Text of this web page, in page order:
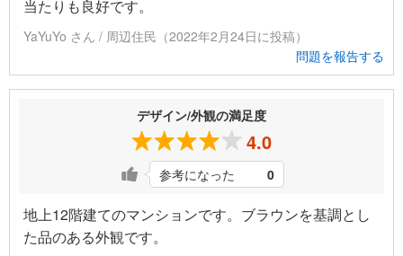
当たりも良好です。
YaYuYo さん / 周辺住民（2022年2月24日に投稿）
問題を報告する
デザイン/外観の満足度
4.0
参考になった 0
地上12階建てのマンションです。ブラウンを基調とし
た品のある外観です。